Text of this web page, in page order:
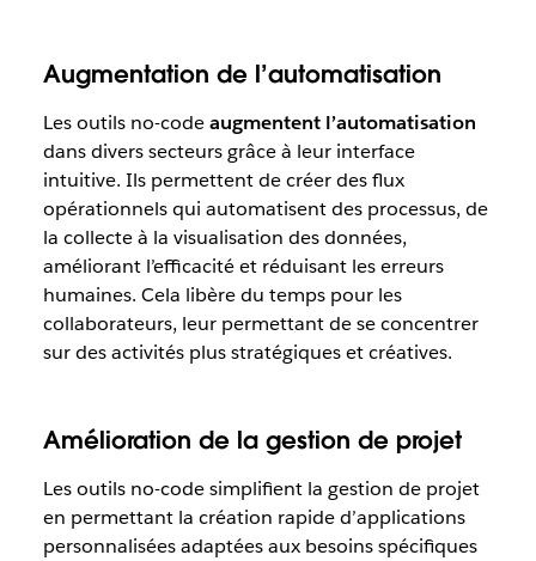
Augmentation de l’automatisation
Les outils no-codeaugmentent l’automatisation
dans divers secteurs grâce à leur interface
intuitive. Ils permettent de créer des flux
opérationnels qui automatisent des processus, de
la collecte à la visualisation des données,
améliorant l’efficacité et réduisant les erreurs
humaines. Cela libère du temps pour les
collaborateurs, leur permettant de se concentrer
sur des activités plus stratégiques et créatives.
Amélioration de la gestion de projet
Les outils no-code simplifient la gestion de projet
en permettant la création rapide d’applications
personnalisées adaptées aux besoins spécifiques